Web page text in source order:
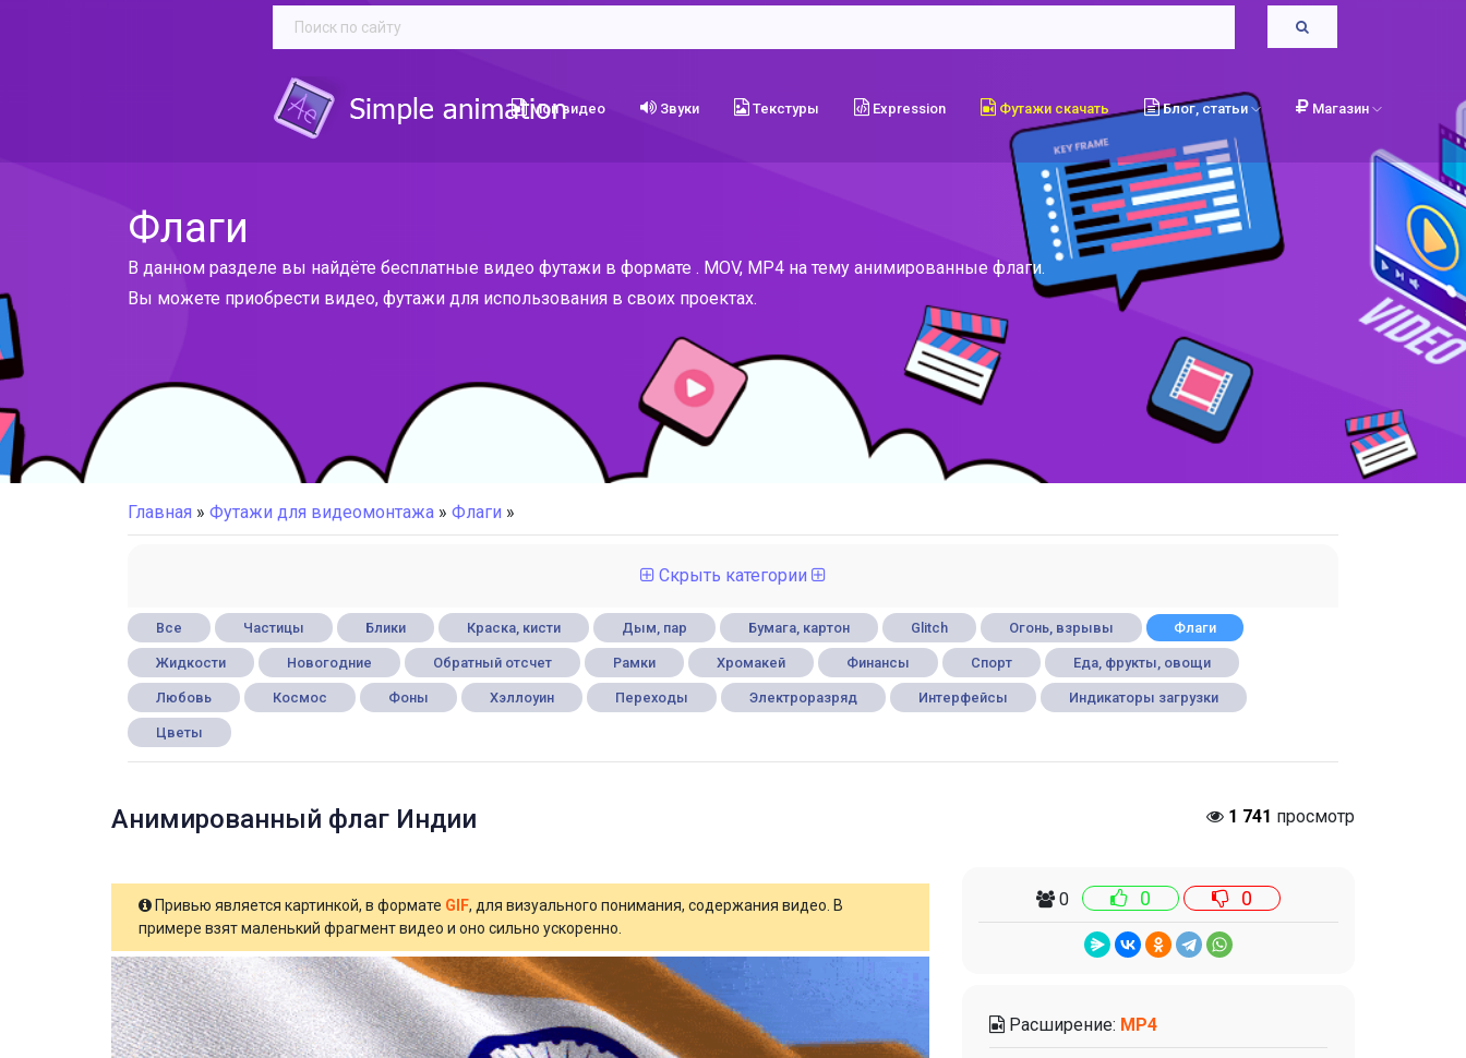
Мои видео Звуки Текстуры Expression Футажи скачать Блог, статьи Магазин
Флаги
В данном разделе вы найдёте бесплатные видео футажи в формате . MOV, MP4 на тему анимированные флаги.
Вы можете приобрести видео, футажи для использования в своих проектах.
Главная » Футажи для видеомонтажа » Флаги »
Скрыть категории
Все Частицы Блики Краска, кисти Дым, пар Бумага, картон Glitch Огонь, взрывы Флаги
Жидкости Новогодние Обратный отсчет Рамки Хромакей Финансы Спорт Еда, фрукты, овощи
Любовь Космос Фоны Хэллоуин Переходы Электроразряд Интерфейсы Индикаторы загрузки
Цветы
Анимированный флаг Индии 1 741 просмотр
Привью является картинкой, в формате GIF, для визуального понимания, содержания видео. В
примере взят маленький фрагмент видео и оно сильно ускоренно.
0 0 0
Расширение: MP4